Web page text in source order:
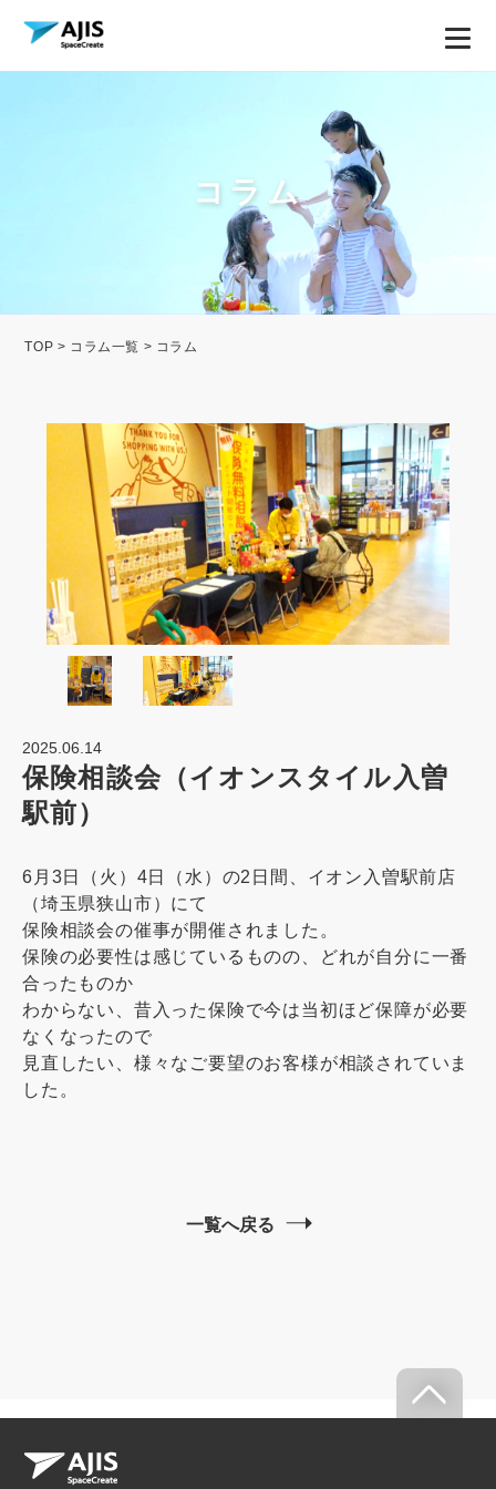
コラム
TOP > コラム一覧 > コラム
2025.06.14
保険相談会（イオンスタイル入曽
駅前）
6月3日（火）4日（水）の2日間、イオン入曽駅前店
（埼玉県狭山市）にて
保険相談会の催事が開催されました。
保険の必要性は感じているものの、どれが自分に一番
合ったものか
わからない、昔入った保険で今は当初ほど保障が必要
なくなったので
見直したい、様々なご要望のお客様が相談されていま
した。
一覧へ戻る